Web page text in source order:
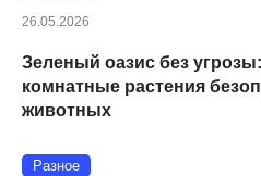
26.05.2026
Зеленый оазис без
комнатные растения
животных
Разное